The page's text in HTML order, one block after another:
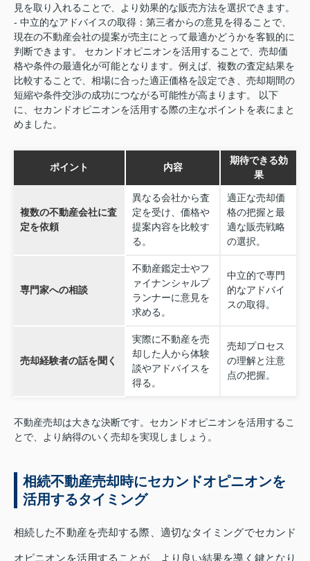
見を取り入れることで、より効果的な販売方法を選択できます。
- 中立的なアドバイスの取得：第三者からの意見を得ることで、
現在の不動産会社の提案が売主にとって最適かどうかを客観的に
判断できます。 セカンドオピニオンを活用することで、売却価
格や条件の最適化が可能となります。例えば、複数の査定結果を
比較することで、相場に合った適正価格を設定でき、売却期間の
短縮や条件交渉の成功につながる可能性が高まります。 以下
に、セカンドオピニオンを活用する際の主なポイントを表にまと
めました。
ポイント 内容
期待できる効
果
複数の不動産会社に査
定を依頼
異なる会社から査
定を受け、価格や
提案内容を比較す
る。
適正な売却価
格の把握と最
適な販売戦略
の選択。
専門家への相談
不動産鑑定士やフ
ァイナンシャルプ
ランナーに意見を
求める。
中立的で専門
的なアドバイ
スの取得。
売却経験者の話を聞く
実際に不動産を売
却した人から体験
談やアドバイスを
得る。
売却プロセス
の理解と注意
点の把握。
不動産売却は大きな決断です。セカンドオピニオンを活用するこ
とで、より納得のいく売却を実現しましょう。
相続不動産売却時にセカンドオピニオンを
活用するタイミング
相続した不動産を売却する際、適切なタイミングでセカンド
オピニオンを活用することが、より良い結果を導く鍵となり